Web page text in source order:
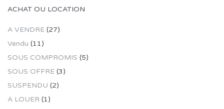
ACHAT OU LOCATION
A VENDRE (27)
Vendu (11)
SOUS COMPROMIS (5)
SOUS OFFRE (3)
SUSPENDU (2)
A LOUER (1)